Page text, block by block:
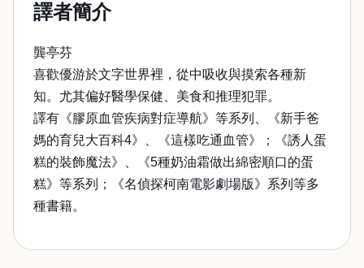
譯者簡介
龔亭芬
喜歡優游於文字世界裡，從中吸收與摸索各種新
知。尤其偏好醫學保健、美食和推理犯罪。
譯有《膠原血管疾病對症導航》等系列、《新手爸
媽的育兒大百科4》、《這樣吃通血管》；《誘人蛋
糕的裝飾魔法》、《5種奶油霜做出綿密順口的蛋
糕》等系列；《名偵探柯南電影劇場版》系列等多
種書籍。